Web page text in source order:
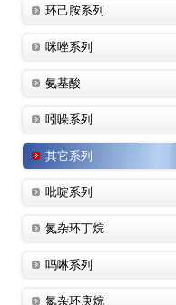
环己胺系列
咪唑系列
氨基酸
吲哚系列
其它系列
吡啶系列
氮杂环丁烷
吗啉系列
氮杂环庚烷